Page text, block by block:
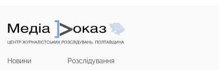
Новини Розслідування